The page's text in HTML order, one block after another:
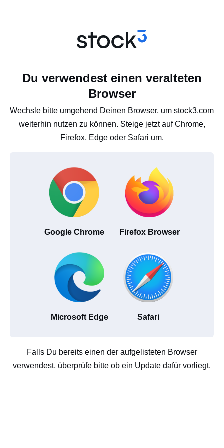
Du verwendest einen veralteten
Browser
Wechsle bitte umgehend Deinen Browser, um stock3.com
weiterhin nutzen zu können. Steige jetzt auf Chrome,
Firefox, Edge oder Safari um.
Google Chrome Firefox Browser
Microsoft Edge Safari
Falls Du bereits einen der aufgelisteten Browser
verwendest, überprüfe bitte ob ein Update dafür vorliegt.